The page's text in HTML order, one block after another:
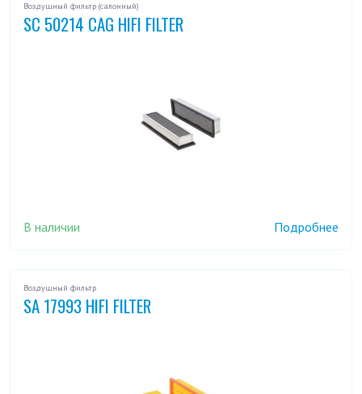
Воздушный фильтр (салонный)
SC 50214 CAG HIFI FILTER
В наличии Подробнее
Воздушный фильтр
SA 17993 HIFI FILTER